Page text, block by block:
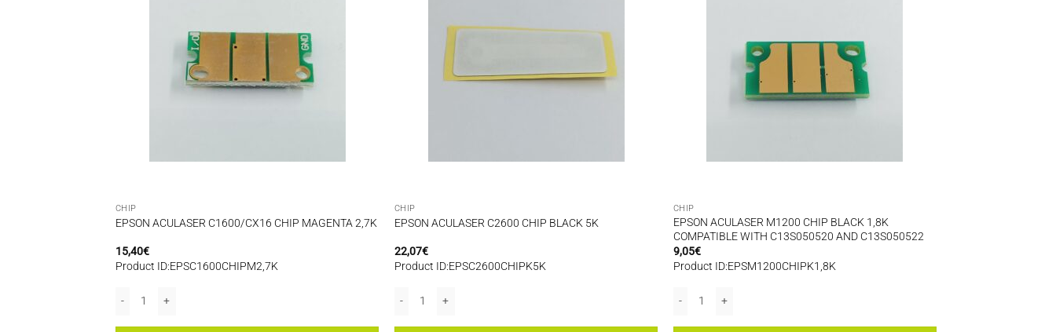
CHIP
EPSON ACULASER C1600/CX16 CHIP MAGENTA 2,7K
15,40€
Product ID:EPSC1600CHIPM2,7K
CHIP
EPSON ACULASER C2600 CHIP BLACK 5K
22,07€
Product ID:EPSC2600CHIPK5K
CHIP
EPSON ACULASER M1200 CHIP BLACK 1,8K
COMPATIBLE WITH C13S050520 AND C13S050522
9,05€
Product ID:EPSM1200CHIPK1,8K